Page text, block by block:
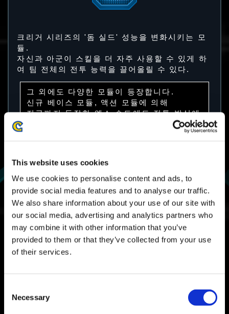
This website uses cookies
We use cookies to personalise content and ads, to
provide social media features and to analyse our traffic.
We also share information about your use of our site with
our social media, advertising and analytics partners who
may combine it with other information that you’ve
provided to them or that they’ve collected from your use
of their services.
Selection
Necessary
크리거 시리즈의 '돔 실드' 성능을 변화시키는 모
듈.
자신과 아군이 스킬을 더 자주 사용할 수 있게 하
여 팀 전체의 전투 능력을 끌어올릴 수 있다.
그 외에도 다양한 모듈이 등장합니다.
신규 베이스 모듈, 액션 모듈에 의해
지금까지 등장한 엑소 슈트에도 전투 방식에
이런 신규 모듈은 플레이어 레벨 보상, 바리
■'새비지 건틀릿' 보스 배틀에 네오 트리케라톱
스를 추가합니다.